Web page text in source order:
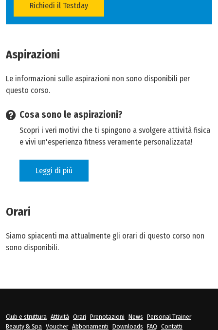
Richiedi il Testday
Aspirazioni
Le informazioni sulle aspirazioni non sono disponibili per
questo corso.
Cosa sono le aspirazioni?
Scopri i veri motivi che ti spingono a svolgere attività fisica
e vivi un'esperienza fitness veramente personalizzata!
Leggi di più
Orari
Siamo spiacenti ma attualmente gli orari di questo corso non
sono disponibili.
Club e struttura Attività Orari Prenotazioni News Personal Trainer
Beauty & Spa Voucher Abbonamenti Downloads FAQ Contatti